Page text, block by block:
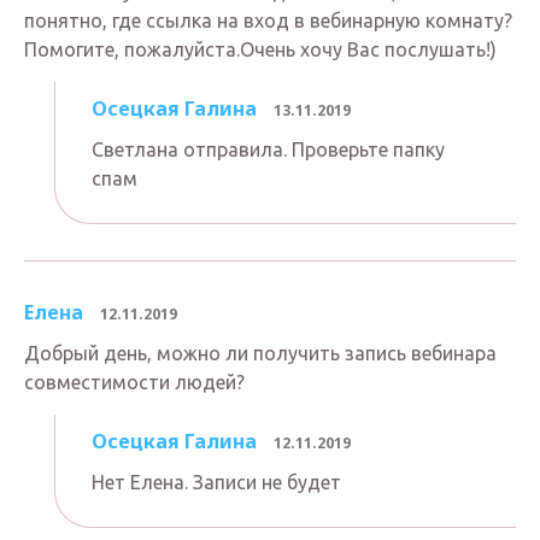
понятно, где ссылка на вход в вебинарную комнату?
Помогите, пожалуйста.Очень хочу Вас послушать!)
Осецкая Галина 13.11.2019
Светлана отправила. Проверьте папку
спам
Елена 12.11.2019
Добрый день, можно ли получить запись вебинара
совместимости людей?
Осецкая Галина 12.11.2019
Нет Елена. Записи не будет